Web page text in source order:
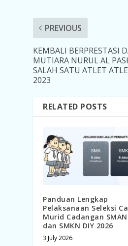
PREVIOUS
KEMBALI BERPRESTASI
MUTIARA NURUL AL
SALAH SATU ATLET
2023
RELATED POSTS
Panduan Lengkap
Pelaksanaan Seleksi
Murid Cadangan SMAN
dan SMKN DIY 2026
3 July 2026